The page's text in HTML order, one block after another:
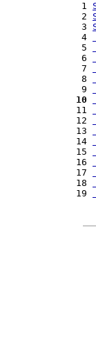
1
2
3
4
5
6
7
8
9
10
11
12
13
14
15
16
17
18
19